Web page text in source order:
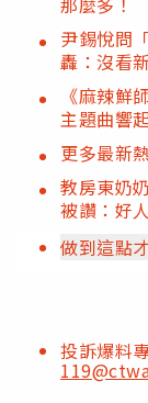
尹錫悅問
轟：沒看
《麻辣鮮
主題曲響
更多最新
教房東奶
被讚：好
做到這點
投訴爆料